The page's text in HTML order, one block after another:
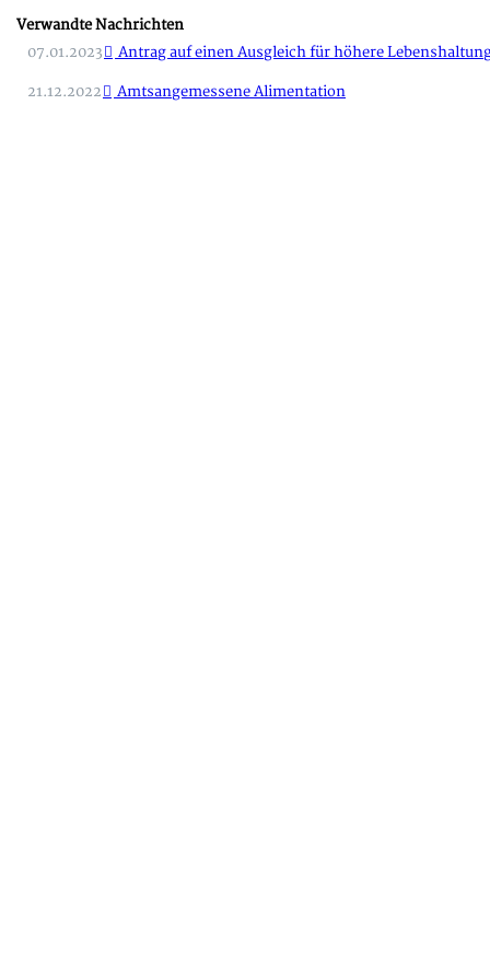
Verwandte Nachrichten
07.01.2023
Antrag auf einen Ausgleich für höhere
21.12.2022 Amtsangemessene Alimentation